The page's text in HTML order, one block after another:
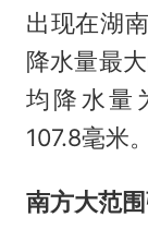
出现在湖
降水量最
均降水量
107.8毫米。
南方大范